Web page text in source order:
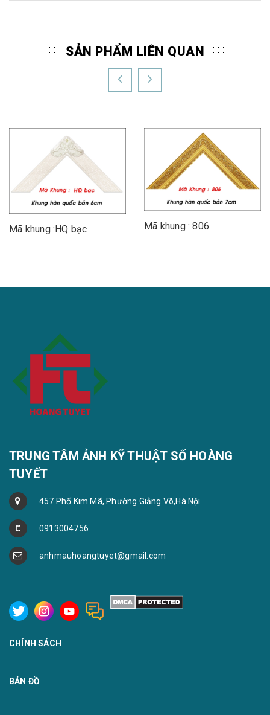
SẢN PHẨM LIÊN QUAN
Mã khung :HQ bạc Mã khung : 806
TRUNG TÂM ẢNH KỸ THUẬT SỐ HOÀNG
TUYẾT
457 Phố Kim Mã, Phường Giảng Võ,Hà Nội
0913004756
anhmauhoangtuyet@gmail.com
CHÍNH SÁCH
BẢN ĐỒ